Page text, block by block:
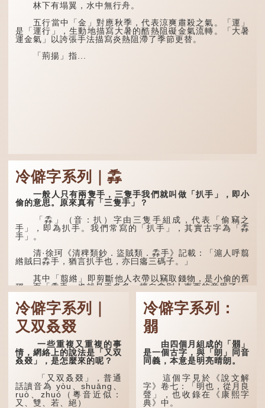
林下有塌翼，水中無行舟。
五行當中「金」對應秋季，代表涼爽肅殺之氣。「運」
是「運行」，生動地描寫大暑的酷熱阻礙金氣流轉。「大暑
運金氣」以誇張手法描寫炎熱阻滯了季節更替。
「荊揚」指...
冷僻字系列｜掱
一般人只有兩隻手，三隻手我們就叫做「扒手」，即小
偷的意思。原來真有「三隻手」？
「掱」（音：扒）字由三隻手組成，代表「偷竊之
手」，即為扒手。我們常寫的「扒手」，其實古字為「掱
手」。
清·徐珂《清稗類鈔．盜賊類．掱手》記載：「滬人呼翦
綹賊曰掱手，猶言扒手也，亦曰癟三碼子。」
其中「翦綹」即剪斷他人衣帶以竊取錢物，是小偷的舊
稱。而「掱手」也就是手多多，擅自拿別人東西的意思了...
冷僻字系列｜
又双叒叕
一些重複又重複的事
情，網絡上的說法是「又双
叒叕」，是怎麼來的呢？
「又双叒叕」，普通
話讀音為 yòu、shuāng、
ruò、zhuó（粵音近似：
又、雙、若、絕）
冷僻字系列：
朤
由四個月組成的「朤」
是一個古字，與「朗」同音
同義，本意是明亮晴朗。
這個字見於《說文解
字》卷七：「明也，從月良
聲」，也收錄在《康熙字
典》中。